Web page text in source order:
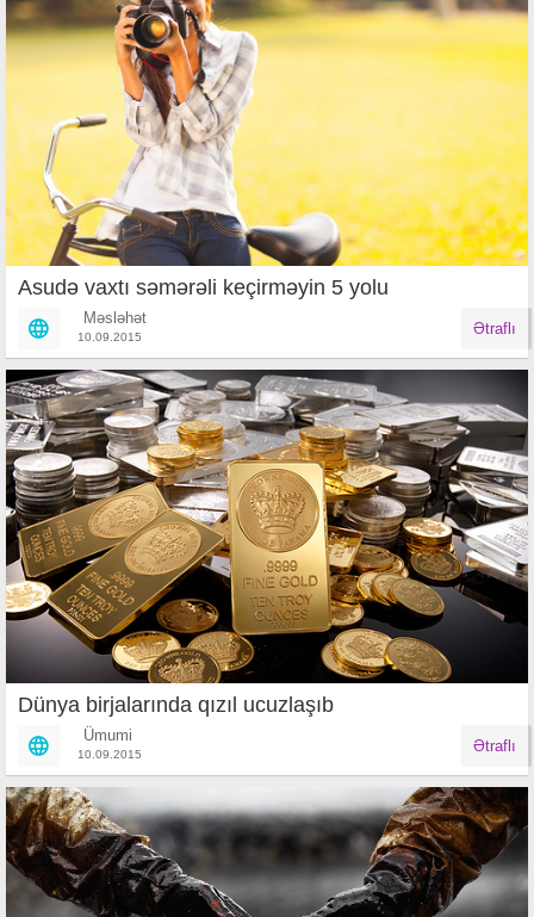
Asudə vaxtı səmərəli keçirməyin 5 yolu
Məsləhət
10.09.2015 Ətraflı
Dünya birjalarında qızıl ucuzlaşıb
Ümumi
10.09.2015 Ətraflı